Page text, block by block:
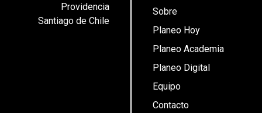
Providencia
Santiago de Chile
Sobre
Planeo Hoy
Planeo Academia
Planeo Digital
Equipo
Contacto